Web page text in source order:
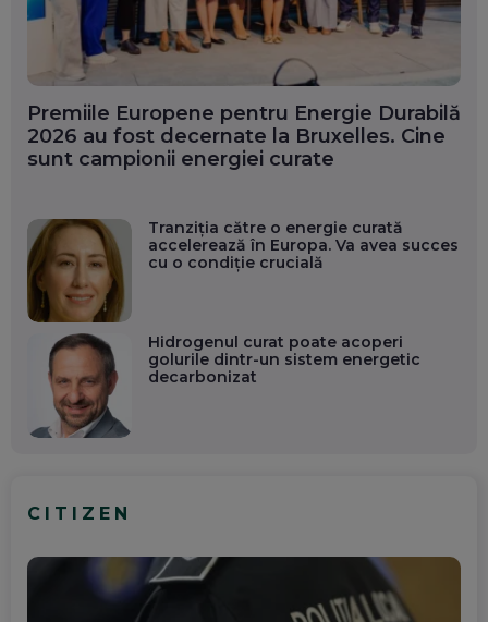
Premiile Europene pentru Energie Durabilă
2026 au fost decernate la Bruxelles. Cine
sunt campionii energiei curate
Tranziția către o energie curată
accelerează în Europa. Va avea succes
cu o condiție crucială
Hidrogenul curat poate acoperi
golurile dintr-un sistem energetic
decarbonizat
CITIZEN